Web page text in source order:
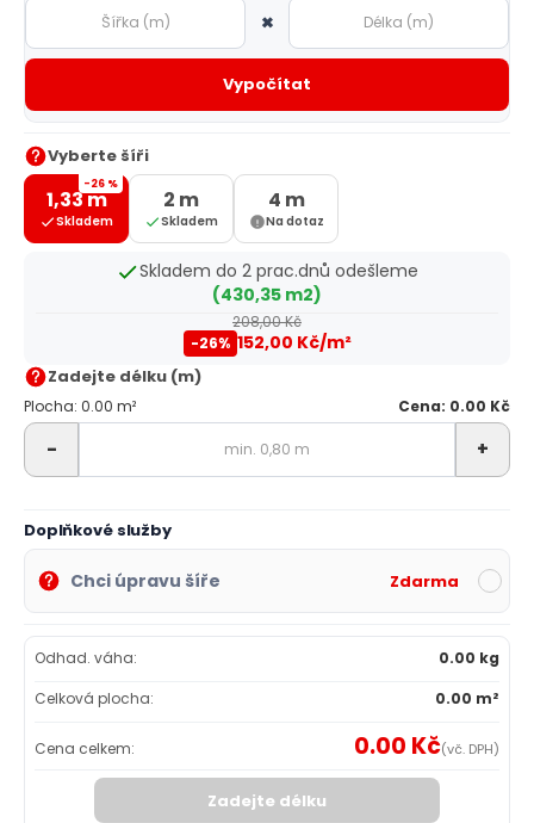
×
Vypočítat
Vyberte šíři
-26 %
1,33 m
Skladem
2 m
Skladem
4 m
Na dotaz
Zadejte délku (m)
Plocha: 0.00 m² Cena: 0.00 Kč
- +
Skladem do 2 prac.dnů odešleme
(430,35 m2)
208,00 Kč
-26% 152,00 Kč/m²
Doplňkové služby
Chci úpravu šíře Zdarma
Odhad. váha:
0.00 kg
Celková plocha:
0.00 m²
Cena celkem: 0.00 Kč(vč. DPH)
Zadejte délku